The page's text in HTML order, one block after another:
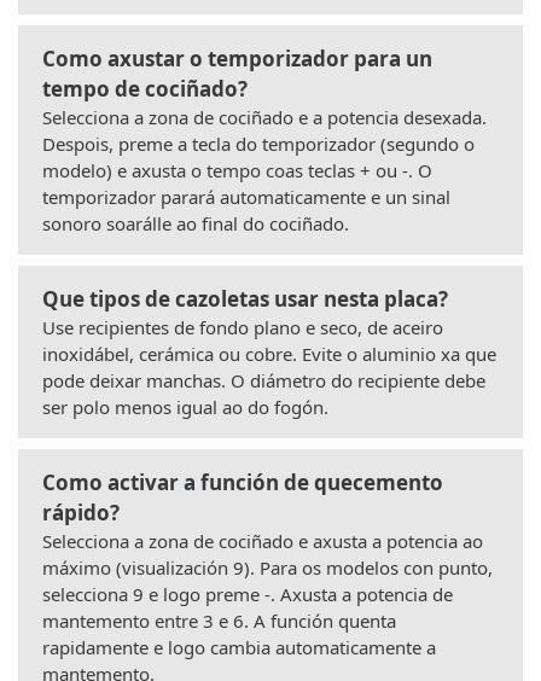
Como axustar o temporizador para un
tempo de cociñado?
Selecciona a zona de cociñado e a potencia desexada.
Despois, preme a tecla do temporizador (segundo o
modelo) e axusta o tempo coas teclas + ou -. O
temporizador parará automaticamente e un sinal
sonoro soarálle ao final do cociñado.
Que tipos de cazoletas usar nesta placa?
Use recipientes de fondo plano e seco, de aceiro
inoxidábel, cerámica ou cobre. Evite o aluminio xa que
pode deixar manchas. O diámetro do recipiente debe
ser polo menos igual ao do fogón.
Como activar a función de quecemento
rápido?
Selecciona a zona de cociñado e axusta a potencia ao
máximo (visualización 9). Para os modelos con punto,
selecciona 9 e logo preme -. Axusta a potencia de
mantemento entre 3 e 6. A función quenta
rapidamente e logo cambia automaticamente a
mantemento.